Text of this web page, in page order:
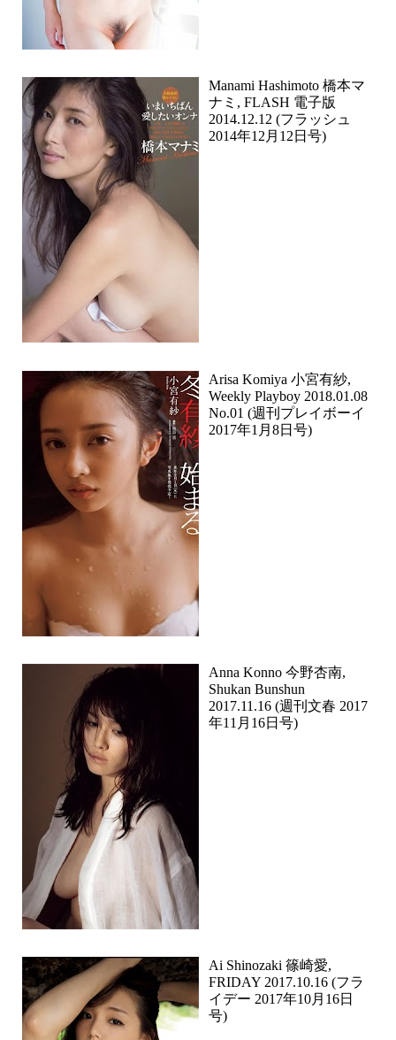
Manami Hashimoto 橋本マ
ナミ, FLASH 電子版
2014.12.12 (フラッシュ
2014年12月12日号)
Arisa Komiya 小宮有紗,
Weekly Playboy 2018.01.08
No.01 (週刊プレイボーイ
2017年1月8日号)
Anna Konno 今野杏南,
Shukan Bunshun
2017.11.16 (週刊文春 2017
年11月16日号)
Ai Shinozaki 篠崎愛,
FRIDAY 2017.10.16 (フラ
イデー 2017年10月16日
号)